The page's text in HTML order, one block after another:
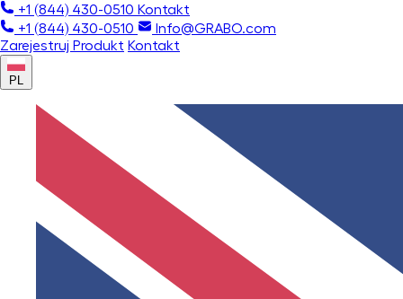
+1 (844) 430-0510 Kontakt
+1 (844) 430-0510
Info@GRABO.com
Zarejestruj Produkt Kontakt
PL